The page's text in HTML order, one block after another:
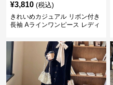
¥3,810 (税込)
きれいめカジュアル リボン付き
長袖 Aラインワンピース レディ
り替え 膝上丈 細見え フェミニ
ン おしゃれ